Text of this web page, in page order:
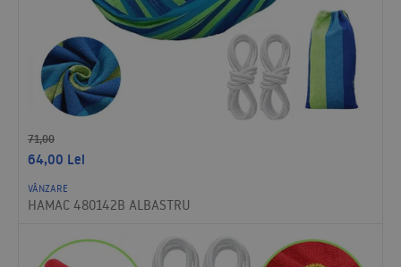
71,00
64,00 Lei
VÂNZARE
HAMAC 480142B ALBASTRU